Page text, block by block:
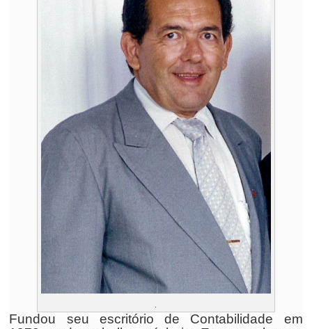
Fundou seu escritório de Contabilidade em